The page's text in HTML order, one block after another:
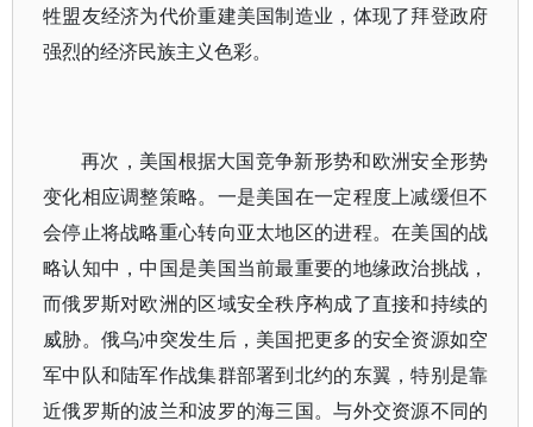
牲盟友经济为代价重建美国制造业，体现了拜登政府
强烈的经济民族主义色彩。
再次，美国根据大国竞争新形势和欧洲安全形势
变化相应调整策略。一是美国在一定程度上减缓但不
会停止将战略重心转向亚太地区的进程。在美国的战
略认知中，中国是美国当前最重要的地缘政治挑战，
而俄罗斯对欧洲的区域安全秩序构成了直接和持续的
威胁。俄乌冲突发生后，美国把更多的安全资源如空
军中队和陆军作战集群部署到北约的东翼，特别是靠
近俄罗斯的波兰和波罗的海三国。与外交资源不同的